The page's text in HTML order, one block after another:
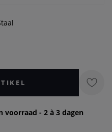
voorraad - 2 à 3 dagen